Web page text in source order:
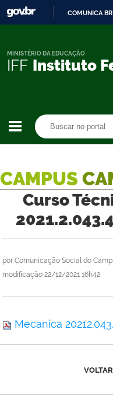
COMUNICA BR
IFF Instituto
MINISTÉRIO DA EDUCAÇÃO
CAMPUS
Curso
por Comunicação Social do
modificação 22/12/2021 16h42
Mecanica